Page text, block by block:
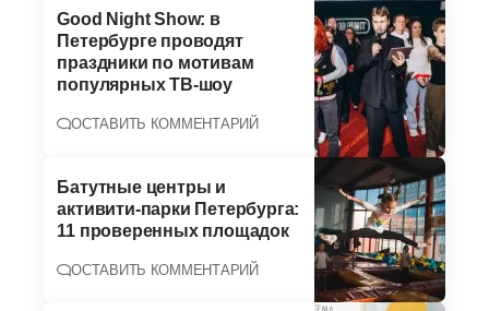
Good Night Show: в
Петербурге проводят
праздники по мотивам
популярных ТВ-шоу
ОСТАВИТЬ КОММЕНТАРИЙ
Батутные центры и
активити-парки Петербурга:
11 проверенных площадок
ОСТАВИТЬ КОММЕНТАРИЙ